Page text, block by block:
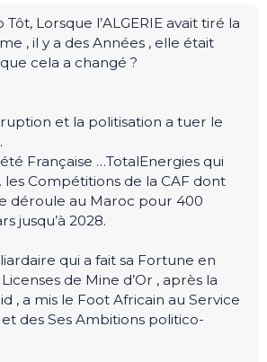
Lorsque l’ALGERIE avait tiré la
, il y a des Années , elle était
cela a changé ?
et la politisation a tuer le
Française …TotalEnergies qui
Compétitions de la CAF dont
déroule au Maroc pour 400
jusqu’à 2028.
qui a fait sa Fortune en
de Mine d’Or , après la
, a mis le Foot Africain au Service
des Ses Ambitions politico-